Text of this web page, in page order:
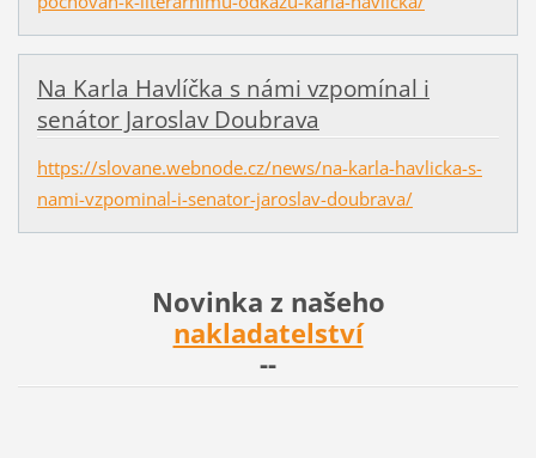
Na Karla Havlíčka s námi vzpomínal i
senátor Jaroslav Doubrava
https://slovane.webnode.cz/news/na-karla-havlicka-s-
nami-vzpominal-i-senator-jaroslav-doubrava/
Novinka z našeho
nakladatelství
--